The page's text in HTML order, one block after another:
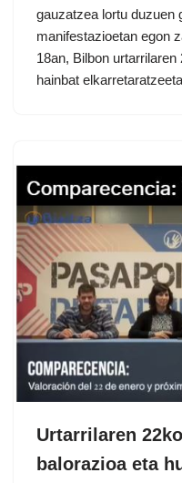
gauzatzea lortu duzuen
manifestazioetan egon
18an, Bilbon
hainbat
Urtarrilaren
balorazioa eta